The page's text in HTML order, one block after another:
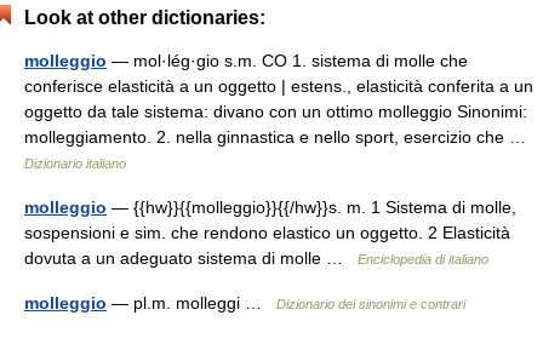
Look at other dictionaries:
molleggio — mol·lég·gio s.m. CO 1. sistema di molle che
conferisce elasticità a un oggetto | estens., elasticità conferita a un
oggetto da tale sistema: divano con un ottimo molleggio Sinonimi:
molleggiamento. 2. nella ginnastica e nello sport, esercizio che …
Dizionario italiano
molleggio — {{hw}}{{molleggio}}{{/hw}}s. m. 1 Sistema di molle,
sospensioni e sim. che rendono elastico un oggetto. 2 Elasticità
dovuta a un adeguato sistema di molle …
Enciclopedia di italiano
molleggio — pl.m. molleggi … Dizionario dei sinonimi e contrari